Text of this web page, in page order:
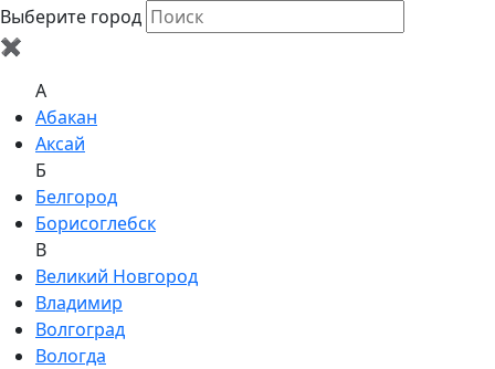
Выберите город
✖
A
Абакан
Аксай
Б
Белгород
Борисоглебск
В
Великий Новгород
Владимир
Волгоград
Вологда